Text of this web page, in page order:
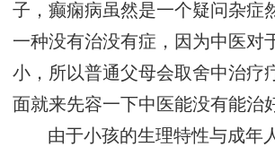
子，癫痫病虽然是一个疑问杂症
一种没有治没有症，因为中医对
小，所以普通父母会取舍中治疗
面就来先容一下中医能没有能治
由于小孩的生理特性与成年